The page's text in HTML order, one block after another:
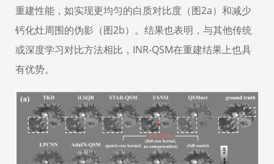
重建性能，如实现更均匀的白质对比度（图2a）和减少
钙化灶周围的伪影（图2b）。结果也表明，与其他传统
或深度学习对比方法相比， INR-QSM在重建结果上也具
有优势。